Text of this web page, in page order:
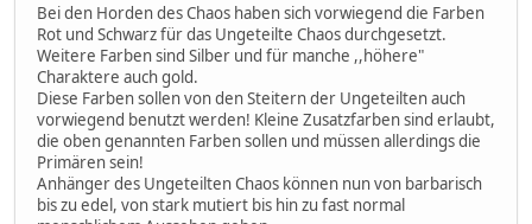
Bei den Horden des Chaos haben sich vorwiegend die Farben
Rot und Schwarz für das Ungeteilte Chaos durchgesetzt.
Weitere Farben sind Silber und für manche ,,höhere"
Charaktere auch gold.
Diese Farben sollen von den Steitern der Ungeteilten auch
vorwiegend benutzt werden! Kleine Zusatzfarben sind erlaubt,
die oben genannten Farben sollen und müssen allerdings die
Primären sein!
Anhänger des Ungeteilten Chaos können nun von barbarisch
bis zu edel, von stark mutiert bis hin zu fast normal